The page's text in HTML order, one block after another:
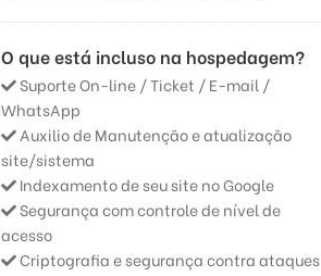
O que está incluso na hospedagem?
Suporte On-line / Ticket / E-mail /
WhatsApp
Auxilio de Manutenção e atualização
site/sistema
Indexamento de seu site no Google
Segurança com controle de nível de
acesso
Criptografia e segurança contra ataques